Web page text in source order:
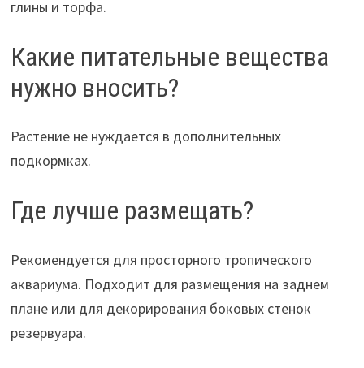
глины и торфа.
Какие питательные вещества
нужно вносить?
Растение не нуждается в дополнительных
подкормках.
Где лучше размещать?
Рекомендуется для просторного тропического
аквариума. Подходит для размещения на заднем
плане или для декорирования боковых стенок
резервуара.